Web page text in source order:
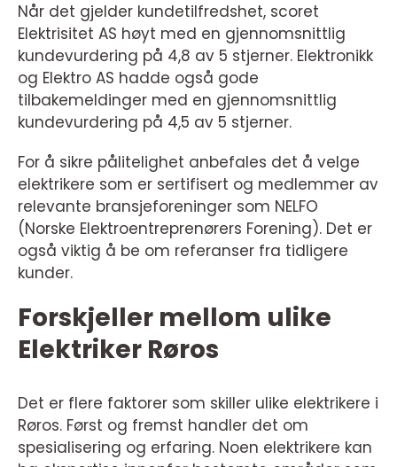
Når det gjelder kundetilfredshet, scoret
Elektrisitet AS høyt med en gjennomsnittlig
kundevurdering på 4,8 av 5 stjerner. Elektronikk
og Elektro AS hadde også gode
tilbakemeldinger med en gjennomsnittlig
kundevurdering på 4,5 av 5 stjerner.
For å sikre pålitelighet anbefales det å velge
elektrikere som er sertifisert og medlemmer av
relevante bransjeforeninger som NELFO
(Norske Elektroentreprenørers Forening). Det er
også viktig å be om referanser fra tidligere
kunder.
Forskjeller mellom ulike
Elektriker Røros
Det er flere faktorer som skiller ulike elektrikere i
Røros. Først og fremst handler det om
spesialisering og erfaring. Noen elektrikere kan